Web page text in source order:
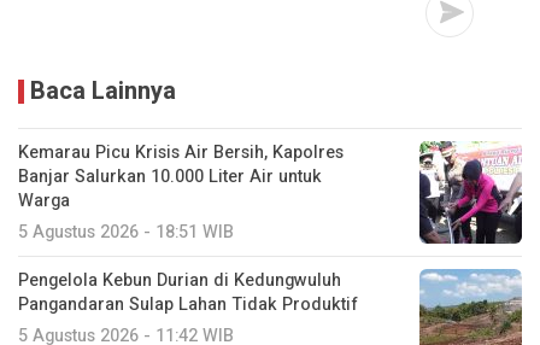
Baca Lainnya
Kemarau Picu Krisis Air Bersih, Kapolres
Banjar Salurkan 10.000 Liter Air untuk
Warga
5 Agustus 2026 - 18:51 WIB
Pengelola Kebun Durian di Kedungwuluh
Pangandaran Sulap Lahan Tidak Produktif ‎
5 Agustus 2026 - 11:42 WIB